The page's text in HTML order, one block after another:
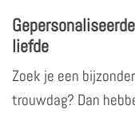
liefde
Zoek je een
trouwdag? Dan